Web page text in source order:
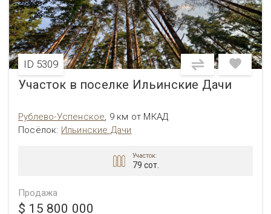
ID 5309
Участок в поселке Ильинские Дачи
Рублево-Успенское, 9 км от МКАД
Посёлок: Ильинские Дачи
Участок:
79 сот.
Продажа
$ 15 800 000